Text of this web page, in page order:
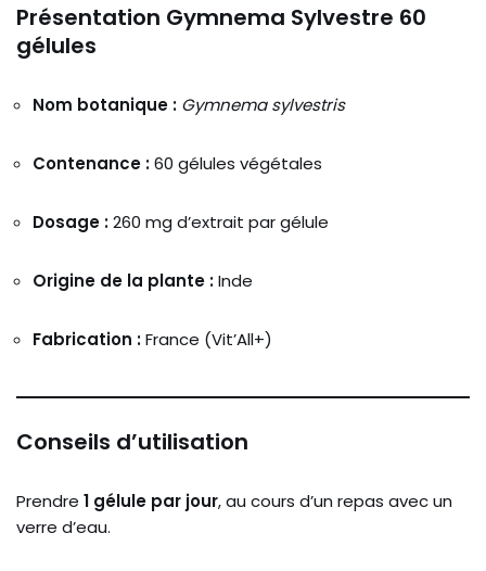
Présentation Gymnema Sylvestre 60
gélules
Nom botanique : Gymnemasylvestris
Contenance :60 gélules végétales
Dosage :260 mg d’extrait pargélule
Origine de la plante :Inde
Fabrication :France (Vit’All+)
Conseils d’utilisation
Prendre 1 gélule par jour,au cours d’un repas avecun
verre d’eau.